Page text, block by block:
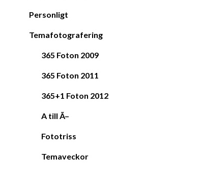
Personligt
Temafotografering
365 Foton 2009
365 Foton 2011
365+1 Foton 2012
A till Ã–
Fototriss
Temaveckor